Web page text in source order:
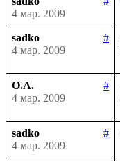
4 мар. 2009
sadko
#
4 мар. 2009
О.А.
#
4 мар. 2009
sadko
#
4 мар. 2009